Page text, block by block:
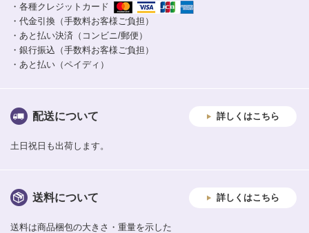
・各種クレジットカード
・代金引換（手数料お客様ご負担）
・あと払い決済（コンビニ/郵便）
・銀行振込（手数料お客様ご負担）
・あと払い（ペイディ）
配送について 詳しくはこちら
土日祝日も出荷します。
送料について 詳しくはこちら
送料は商品梱包の大きさ・重量を示した